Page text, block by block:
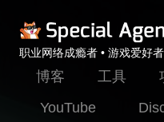
职业网络成瘾者 • 游戏爱好
博客 工具
YouTube